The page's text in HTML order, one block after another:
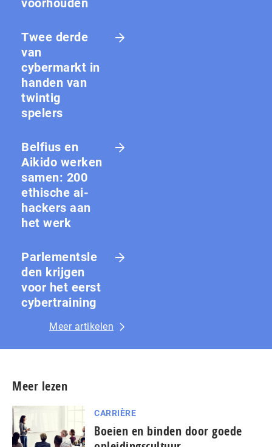
voorhouden
Twee derde
van
cybermarkt in
handen van
twintig
spelers
Belfius en
Aikido werken
samen: 200
ethische ai-
hackers aan
het werk
Parlementsle
den krijgen
voor het eerst
cybertraining
Meer artikelen
Meer lezen
CARRIÈRE
Boeien en binden door goede